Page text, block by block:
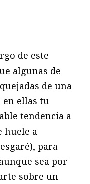
de este
algunas de
de una
en ellas tu
tendencia a
huele a
para
sea por
sobre un